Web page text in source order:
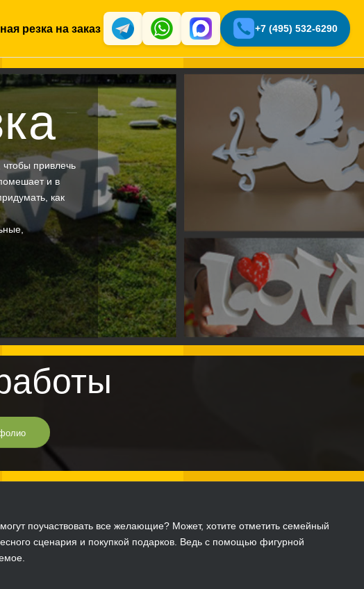
резка на заказ +7 (495) 532-6290
привлечь
и в
как
поучаствовать все желающие? Может, хотите отметить семейный
сценария и покупкой подарков. Ведь с помощью фигурной